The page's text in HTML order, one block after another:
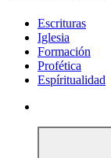
Escrituras
Iglesia
Formación
Profética
Espíritualidad